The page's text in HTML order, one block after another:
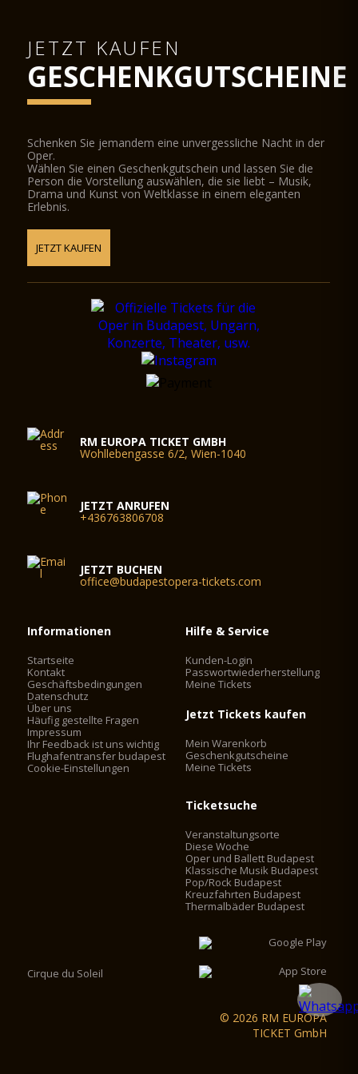
JETZT KAUFEN
GESCHENKGUTSCHEINE
Schenken Sie jemandem eine unvergessliche Nacht in der
Oper.
Wählen Sie einen Geschenkgutschein und lassen Sie die
Person die Vorstellung auswählen, die sie liebt – Musik,
Drama und Kunst von Weltklasse in einem eleganten
Erlebnis.
JETZT KAUFEN
RM EUROPA TICKET GMBH
Wohllebengasse 6/2, Wien-1040
JETZT ANRUFEN
+436763806708
JETZT BUCHEN
office@budapestopera-tickets.com
Informationen
Startseite
Kontakt
Geschäftsbedingungen
Datenschutz
Über uns
Häufig gestellte Fragen
Impressum
Ihr Feedback ist uns wichtig
Flughafentransfer budapest
Cookie-Einstellungen
Hilfe & Service
Kunden-Login
Passwortwiederherstellung
Meine Tickets
Jetzt Tickets kaufen
Mein Warenkorb
Geschenkgutscheine
Meine Tickets
Ticketsuche
Veranstaltungsorte
Diese Woche
Oper und Ballett Budapest
Klassische Musik Budapest
Pop/Rock Budapest
Kreuzfahrten Budapest
Thermalbäder Budapest
Cirque du Soleil
© 2026 RM EUROPA
TICKET GmbH